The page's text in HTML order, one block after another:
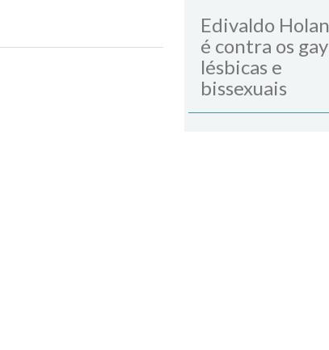
Edivaldo
é contra os
lésbicas e
bissexuais